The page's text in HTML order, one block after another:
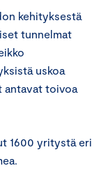
kehityksestä
tunnelmat
uskoa
antavat toivoa
1600 yritystä eri